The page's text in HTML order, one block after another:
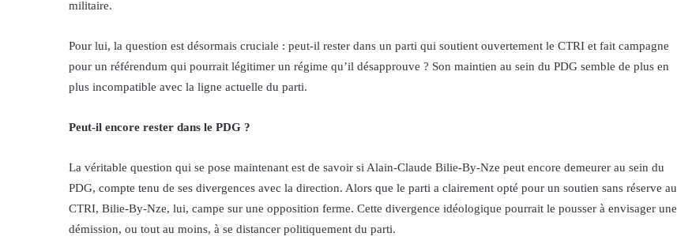
militaire.
Pour lui, la question est désormais cruciale : peut-il rester dans un parti qui soutient ouvertement le CTRI et fait campagne
pour un référendum qui pourrait légitimer un régime qu’il désapprouve ? Son maintien au sein du PDG semble de plus en
plus incompatible avec la ligne actuelle du parti.
Peut-il encore rester dans le PDG ?
La véritable question qui se pose maintenant est de savoir si Alain-Claude Bilie-By-Nze peut encore demeurer au sein du
PDG, compte tenu de ses divergences avec la direction. Alors que le parti a clairement opté pour un soutien sans réserve au
CTRI, Bilie-By-Nze, lui, campe sur une opposition ferme. Cette divergence idéologique pourrait le pousser à envisager une
démission, ou tout au moins, à se distancer politiquement du parti.